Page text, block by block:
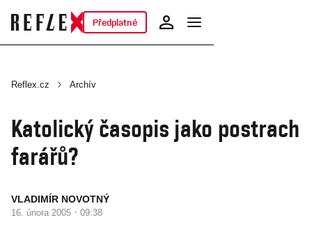
Předplatné
Reflex.cz Archív
Katolický časopis jako postrach
farářů?
VLADIMÍR NOVOTNÝ
16. února 2005 · 09:38